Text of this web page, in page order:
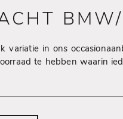
variatie in ons
te hebben waarin